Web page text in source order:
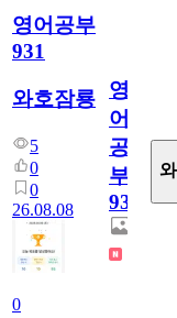
영어공부
931
와호잠룡
5
0
0
26.08.08
0
영
어
공
부
931